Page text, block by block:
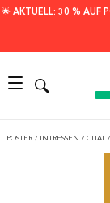
🌟 AKTUELL: 30 % AUF
POSTER / INTRESSEN / CITAT /